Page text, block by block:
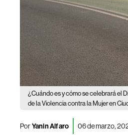
¿Cuándo es y cómo se celebrará el
de la Violencia contra la Mujer en
PorYanin Alfaro 06 de marzo,